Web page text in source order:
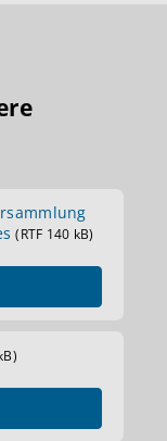
(RTF 140 kB)